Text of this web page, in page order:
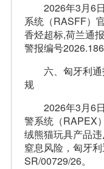
2026年3月6
系统（RASFF）
香烃超标,荷兰通
警报编号
六、匈牙利
规
2026年3月6
警系统（RAPEX
绒熊猫玩具产品
窒息风险，匈牙
SR/00729/26。